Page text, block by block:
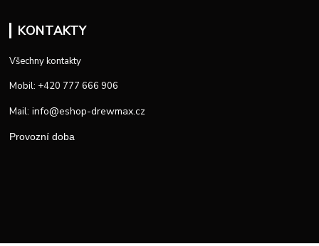
KONTAKTY
Všechny kontakty
Mobil: +420 777 666 906
Mail: info@eshop-drewmax.cz
Provozní doba